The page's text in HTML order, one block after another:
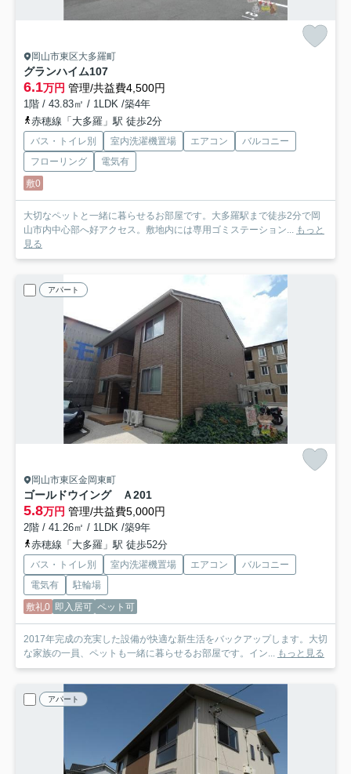
岡山市東区大多羅町
グランハイム107
6.1万円 管理/共益費4,500円
1階 / 43.83㎡ / 1LDK /築4年
赤穂線「大多羅」駅 徒歩2分
バス・トイレ別 室内洗濯機置場 エアコン
バルコニー
フローリング
電気有
敷0
大切なペットと一緒に暮らせるお部屋です。大多羅駅まで徒歩2分で岡
山市内中心部へ好アクセス。敷地内には専用ゴミステーション... もっと
見る
アパート
岡山市東区金岡東町
ゴールドウイング Ａ201
5.8万円 管理/共益費5,000円
2階 / 41.26㎡ / 1LDK /築9年
赤穂線「大多羅」駅 徒歩52分
バス・トイレ別 室内洗濯機置場 エアコン
バルコニー
電気有
駐輪場
敷礼0 即入居可 ペット可
2017年完成の充実した設備が快適な新生活をバックアップします。大切
な家族の一員、ペットも一緒に暮らせるお部屋です。イン...
もっと見る
アパート